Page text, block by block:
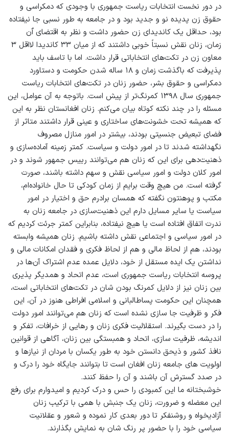
در دور نخست انتخابات ریاست جمهوری با وجودی که دمکراسی و
حقوق زن پدیده نو و جدید بود و در جامعه به طور نسبی جا نیفتاده
بود، حداقل یک کاندیدای زن حضور داشت و نظر به اقتضای ٱن
زمان، زنان نقش نسبتاً خوبی داشتند که از میان ۳۳ کاندیدا لااقل ۳
معاون زن در تکت‌های انتخاباتی قرار داشت. اما با تاسف باید
پذیرفت که باگذشت زمان و ۱۸ ساله شدن حکومت و دستاورد
دمکراسی و حقوق بشر، حضور زنان در تکت‌های انتخابات ریاست
جمهوری سال ۱۳۹۸ کمرنگ‌تر از پیش است. باتوجه به آن عوامل، این
مسئله را در چند نکته کوتاه بیان می‌کنم. زنان افغانستان نظر به این
که همیشه تحت خشونت‌های ساختاری و عینی قرار داشتند متاثر از
فضای تبعیض جنسیتی بودند، بیشتر در امور منازل مصروف
نگهداشته شدند تا در امور دولت و سیاست. کمتر زمینه آماده‌سازی و
ذهنیت‌دهی برای این که زنان هم می‌توانند رییس جمهور شوند و در
امور کلان دولت و امور سیاسی نقش و سهم داشته باشند، صورت
گرفته است. من هیچ وقت برایم از زمان کودکی تا حال خانواده‌ام،
مکتب و پوهنتون نگفته که همسان برادرم حق و اختیار در امور
سیاست یا سایر مسایل دارم این ذهنیت‌سازی در جامعه زنان به
ندرت اتفاق افتاده است یا هیچ نیفتاده، بنابراین کمتر جرئت کردیم که
در امور سیاسی و اجتماعی نقش داشته باشیم. زنان همیشه وابسته
بودند، هم از لحاظ مالی و هم از لحاظ فکری و فقدان امکانات مالی و
نداشتن یک ایده مستقل از خود، دلایل عمده عدم اشتراک آن‌ها در
پروسه انتخابات ریاست جمهوری است، عدم اتحاد و همدیگر پذیری
بین زنان نیز از دلایل کمرنگ بودن شان در تکت‌های انتخاباتی است،
همچنان این حکومت پساطالبانی و اسلامی افراطی هنوز در آن، این
فکر و ظرفیت جا سازی نشده است که زنان هم می‌توانند امور دولت
را در دست بگیرند. استقلالیت فکری زنان و رهایی از خرافات، تفکر و
اندیشه، ظرفیت سازی، اتحاد و همبستگی بین زنان، آگاهی از قوانین
نافذ کشور و ذیحق دانستن خود به طور یکسان با مردان از نیازها و
اولویت های جامعه زنان افغان است تا بتوانند جایگاه خود را درک و
در صدد گسترش آن باشند و آن را حفظ کنند.
خوشبختانه ما این کمبودی را حس و درک کردیم و امیدوارم برای رفع
این معضله و ضرورت، زنان یک جنبش با همی با ترکیب زنان
آزادیخواه و روشنفکر تا دور بعدی کار نموده و شعور و عقلانیت
سیاسی خود را با حضور پر رنگ شان به نمایش بگذارند.